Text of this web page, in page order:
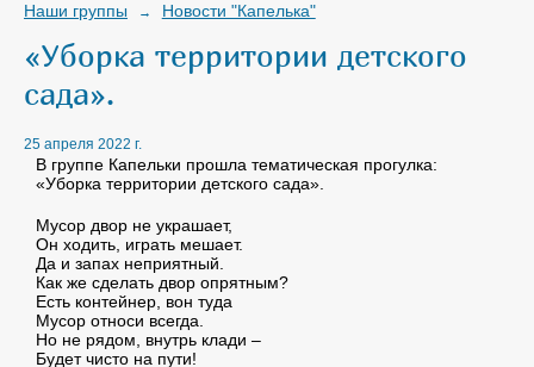
Наши группы → Новости "Капелька"
«Уборка территории детского
сада».
25 апреля 2022 г.
В группе Капельки прошла тематическая прогулка:
«Уборка территории детского сада».
Мусор двор не украшает,
Он ходить, играть мешает.
Да и запах неприятный.
Как же сделать двор опрятным?
Есть контейнер, вон туда
Мусор относи всегда.
Но не рядом, внутрь клади –
Будет чисто на пути!